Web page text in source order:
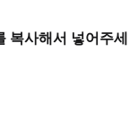
복사해서 넣어주세